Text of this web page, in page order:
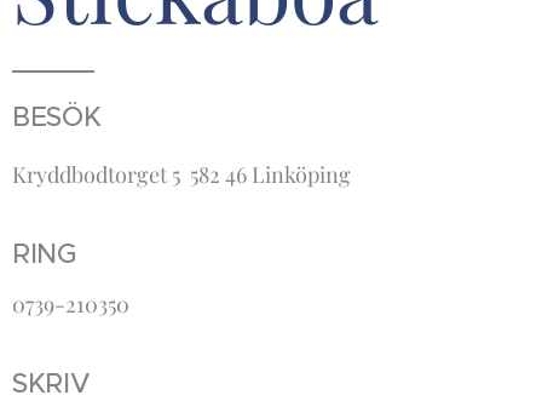
BESÖK
Kryddbodtorget 5 582 46 Linköping
RING
0739-210350
SKRIV